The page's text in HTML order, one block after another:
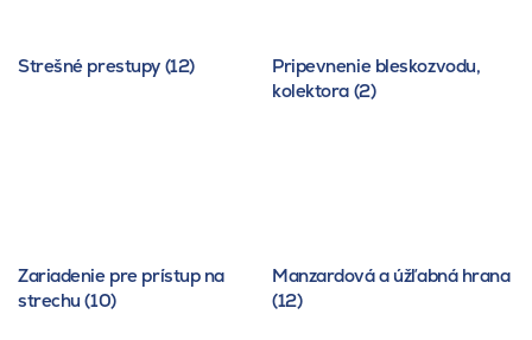
Strešné prestupy (12)
Pripevnenie bleskozvodu,
kolektora (2)
Zariadenie pre prístup na
strechu (10)
Manzardová a úžľabná hrana
(12)